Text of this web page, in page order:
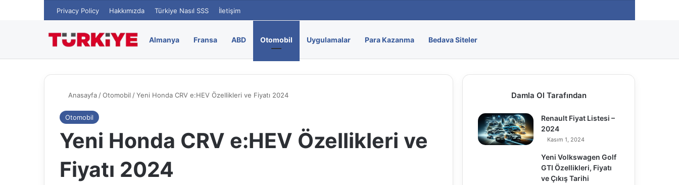
Privacy Policy Hakkımızda Türkiye Nasıl SSS İletişim
Almanya Fransa ABD Otomobil Uygulamalar Para Kazanma Bedava Siteler
Anasayfa /Otomobil /Yeni Honda CRV e:HEV Özellikleri ve Fiyatı 2024
Otomobil
Yeni Honda CRV e:HEV Özellikleri ve
Fiyatı 2024
Damla Ol Tarafından
Renault Fiyat Listesi –
2024
Kasım 1, 2024
Yeni Volkswagen Golf
GTI Özellikleri, Fiyatı
ve Çıkış Tarihi